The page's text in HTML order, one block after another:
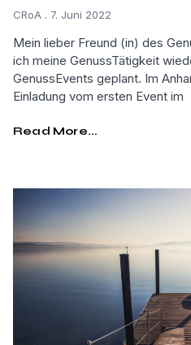
CRoA 7. Juni 2022
Mein lieber Freund (in) des
ich meine GenussTätigkeit
GenussEvents geplant. Im
Einladung vom ersten Event im
Read More...